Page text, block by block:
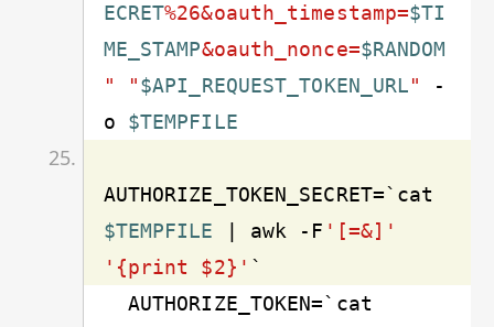
ECRET%26&oauth_timestamp=$TI
ME_STAMP&oauth_nonce=$RANDOM
"
"$API_REQUEST_TOKEN_URL"
-
o $TEMPFILE
$TEMPFILE | awk -F '[=&]'
'{print $2}'